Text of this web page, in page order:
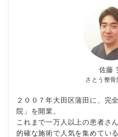
佐藤
さとう整骨
２００７年大田区蒲田に、完
院」を開業。
これまで一万人以上の患者さ
的確な施術で人気を集めている